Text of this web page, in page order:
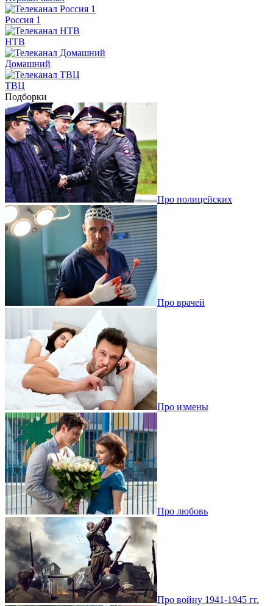
Россия 1
НТВ
Домашний
ТВЦ
Подборки
Про полицейских
Про врачей
Про измены
Про любовь
Про войну 1941-1945 гг.